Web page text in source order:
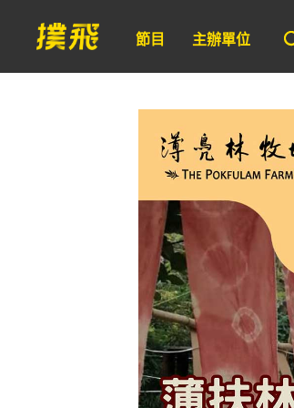
節目 主辦單位